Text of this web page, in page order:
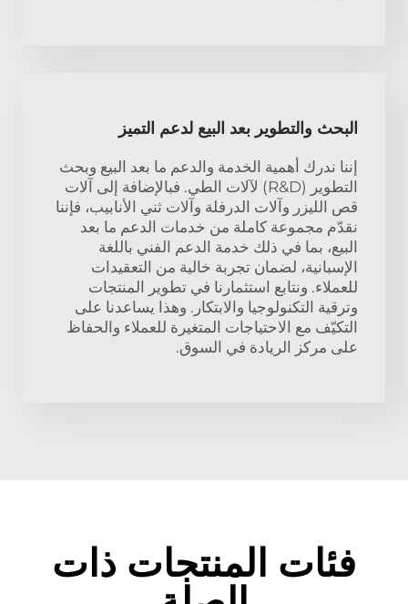
البحث والتطوير بعد البيع لدعم التميز
إننا ندرك أهمية الخدمة والدعم ما بعد البيع وبحث
التطوير (R&D) لآلات الطي. فبالإضافة إلى آلات
قص الليزر وآلات الدرفلة وآلات ثني الأنابيب، فإننا
نقدّم مجموعة كاملة من خدمات الدعم ما بعد
البيع، بما في ذلك خدمة الدعم الفني باللغة
الإسبانية، لضمان تجربة خالية من التعقيدات
للعملاء. ونتابع استثمارنا في تطوير المنتجات
وترقية التكنولوجيا والابتكار. وهذا يساعدنا على
التكيّف مع الاحتياجات المتغيرة للعملاء والحفاظ
على مركز الريادة في السوق.
فئات المنتجات ذات